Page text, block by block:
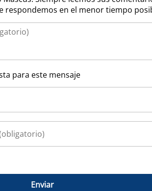
respondemos en el menor tiempo
para este mensaje
Enviar